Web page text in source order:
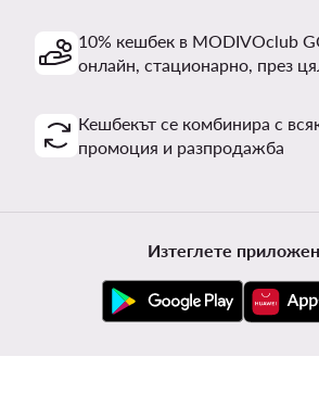
10% кешбек в MODIVOclub
онлайн, стационарно, през
Кешбекът се комбинира с
промоция и разпродажба
Изтеглете